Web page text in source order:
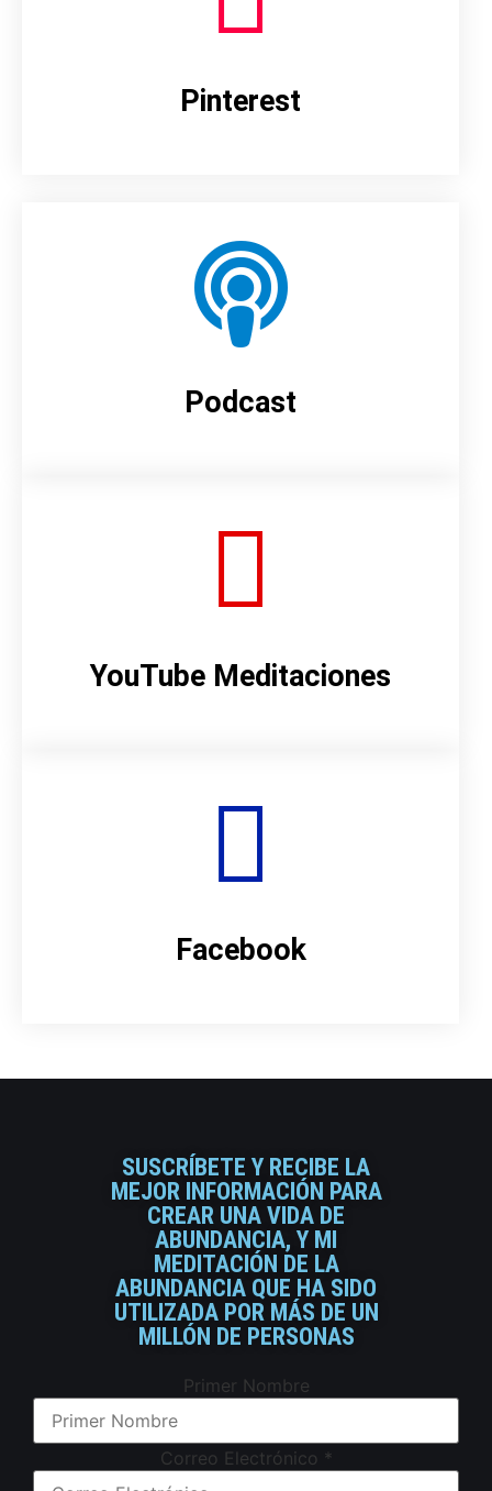
Pinterest
Podcast
YouTube Meditaciones
Facebook
SUSCRÍBETE Y RECIBE LA
MEJOR INFORMACIÓN PARA
CREAR UNA VIDA DE
ABUNDANCIA, Y MI
MEDITACIÓN DE LA
ABUNDANCIA QUE HA SIDO
UTILIZADA POR MÁS DE UN
MILLÓN DE PERSONAS
Primer Nombre
Correo Electrónico *